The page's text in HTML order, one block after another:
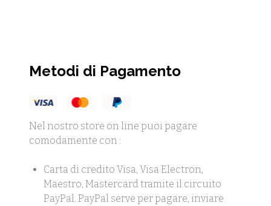
Metodi di Pagamento
Nel nostro store on line puoi pagare
comodamente con :
Carta di credito Visa, Visa Electron,
Maestro, Mastercard tramite il circuito
PayPal. PayPal serve per pagare, inviare